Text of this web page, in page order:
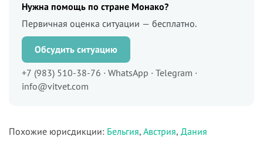
Нужна помощь по стране Монако?
Первичная оценка ситуации — бесплатно.
Обсудить ситуацию
+7 (983) 510-38-76 · WhatsApp · Telegram ·
info@vitvet.com
Похожие юрисдикции: Бельгия, Австрия, Дания